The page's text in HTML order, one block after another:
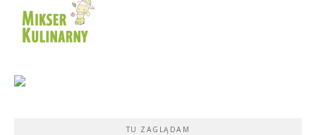
TU ZAGLĄDAM